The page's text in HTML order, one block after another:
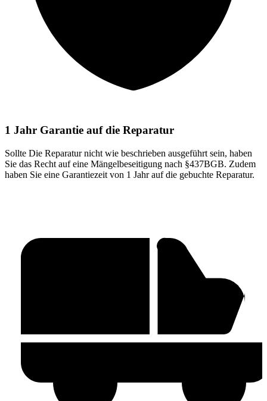
1 Jahr Garantie auf die Reparatur
Sollte Die Reparatur nicht wie beschrieben ausgeführt sein, haben
Sie das Recht auf eine Mängelbeseitigung nach §437BGB. Zudem
haben Sie eine Garantiezeit von 1 Jahr auf die gebuchte Reparatur.